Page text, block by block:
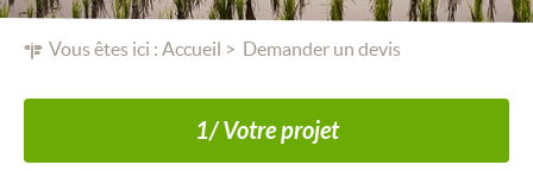
Vous êtes ici : Accueil Demander un devis
1/ Votre projet